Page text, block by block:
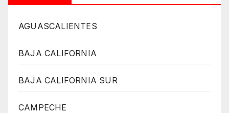
AGUASCALIENTES
BAJA CALIFORNIA
BAJA CALIFORNIA SUR
CAMPECHE